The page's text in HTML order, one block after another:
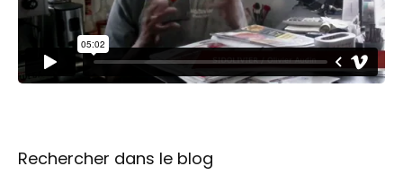
Rechercher dans le blog